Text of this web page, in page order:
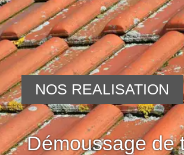
Démoussage de
NOS REALISATION